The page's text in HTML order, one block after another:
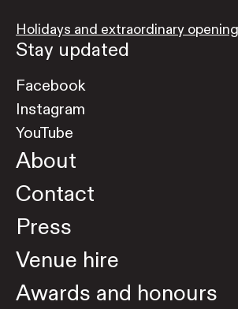
Holidays and extraordinary
Stay updated
Facebook
Instagram
YouTube
About
Contact
Press
Venue hire
Awards and honours